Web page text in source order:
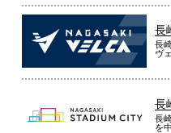
長
長
ヴ
長
長
を